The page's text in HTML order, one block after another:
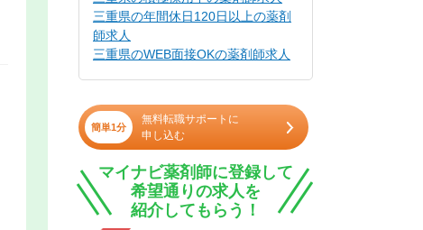
三重県の年間休日120日以上の薬剤
師求人
三重県のWEB面接OKの薬剤師求人
簡単1分
無料転職サポートに
申し込む
マイナビ薬剤師に登録して
希望通りの求人を
紹介してもらう！